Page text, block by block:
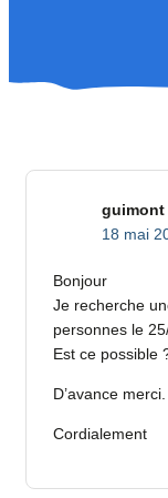
guimont
18 mai
Bonjour
Je recherche
personnes le
Est ce possible
D’avance merci.
Cordialement